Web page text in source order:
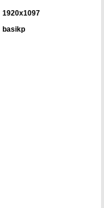
1920x1097
basikp